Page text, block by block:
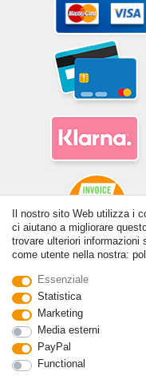
Il nostro sito Web utilizza i
ci aiutano a migliorare
trovare ulteriori informazioni
come utente nella nostra:
Essenziale
Statistica
Marketing
Media esterni
PayPal
Functional
© Copyright 2026 | Tutti i
incl. 19% di imposta sul
articolo | *Si applica alle
Withdraw from